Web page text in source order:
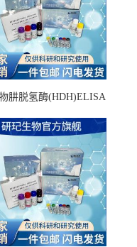
肼脱氢酶(HDH)ELISA